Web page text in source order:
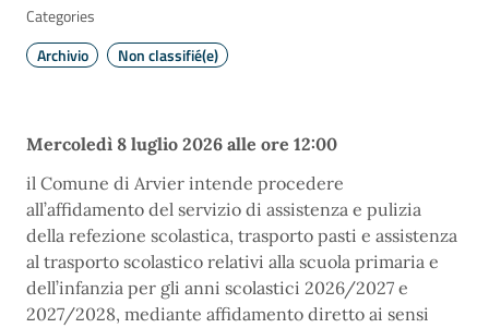
Categories
Archivio
Non classifié(e)
Mercoledì 8 luglio 2026 alle ore 12:00
il Comune di Arvier intende procedere
all’affidamento del servizio di assistenza e pulizia
della refezione scolastica, trasporto pasti e assistenza
al trasporto scolastico relativi alla scuola primaria e
dell’infanzia per gli anni scolastici 2026/2027 e
2027/2028, mediante affidamento diretto ai sensi